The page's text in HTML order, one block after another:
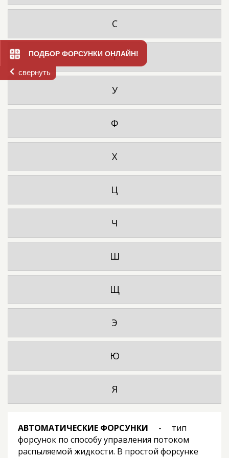
ПОДБОР ФОРСУНКИ ОНЛАЙН!
свернуть
С
Т
У
Ф
Х
Ц
Ч
Ш
Щ
Э
Ю
Я
АВТОМАТИЧЕСКИЕ ФОРСУНКИ - тип
форсунок по способу управления потоком
распыляемой жидкости. В простой форсунке